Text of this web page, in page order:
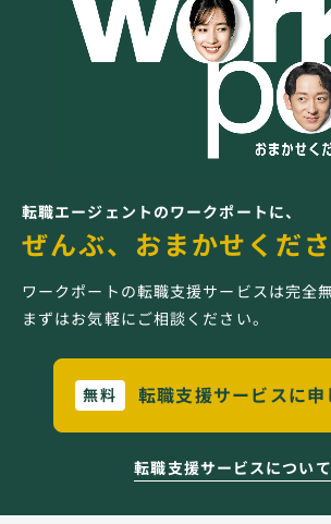
転職エージェントのワークポートに、
ぜんぶ、おまかせくださ
ワークポートの転職支援サービスは完全無
まずはお気軽にご相談ください。
無料 転職支援サービスに申
転職支援サービスについて